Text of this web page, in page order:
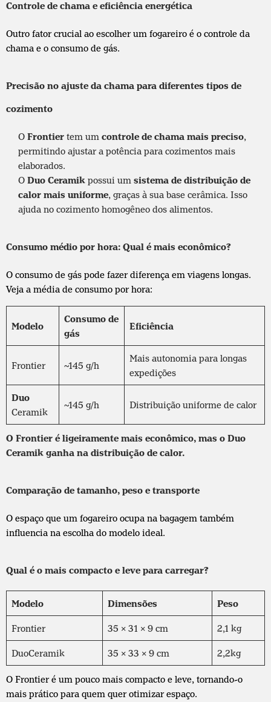
Controle de chama e eficiência energética
Outro fator crucial ao escolher um fogareiro é o controle da
chama e o consumo de gás.
Precisão no ajuste da chama para diferentes tipos de
cozimento
O Frontier tem um controle de chama mais preciso,
permitindo ajustar a potência para cozimentos mais
elaborados.
O Duo Ceramik possui um sistema de distribuição de
calor mais uniforme, graças à sua base cerâmica. Isso
ajuda no cozimento homogêneo dos alimentos.
Consumo médio por hora: Qual é mais econômico?
O consumo de gás pode fazer diferença em viagens longas.
Veja a média de consumo por hora:
Modelo
Consumo de
gás
Eficiência
Frontier ~145 g/h
Mais autonomia para longas
expedições
Duo
Ceramik
~145 g/h Distribuição uniforme de calor
O Frontier é ligeiramente mais econômico, mas o Duo
Ceramik ganha na distribuição de calor.
Comparação de tamanho, peso e transporte
O espaço que um fogareiro ocupa na bagagem também
influencia na escolha do modelo ideal.
Qual é o mais compacto e leve para carregar?
Modelo Dimensões Peso
Frontier 35 x 31 x 9 cm 2,1 kg
DuoCeramik 35 x 33 x 9 cm 2,2kg
O Frontier é um pouco mais compacto e leve, tornando-o
mais prático para quem quer otimizar espaço.